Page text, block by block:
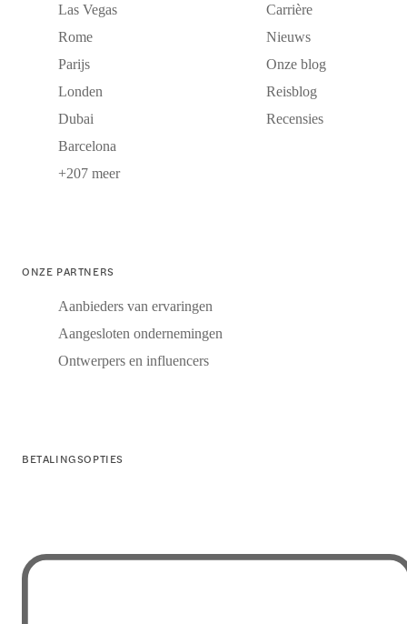
Las Vegas
Rome
Parijs
Londen
Dubai
Barcelona
+207 meer
Carrière
Nieuws
Onze blog
Reisblog
Recensies
ONZE PARTNERS
Aanbieders van ervaringen
Aangesloten ondernemingen
Ontwerpers en influencers
BETALINGSOPTIES